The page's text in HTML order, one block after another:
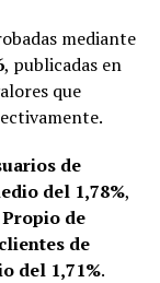
mediante
, publicadas en
que
de
del 1,78%,
de
de
del 1,71%.